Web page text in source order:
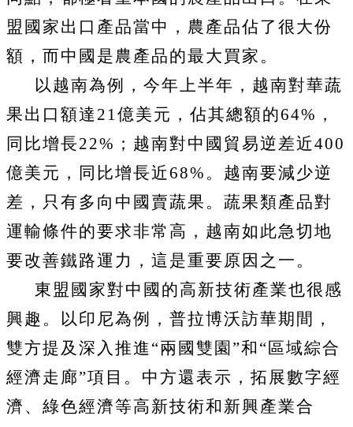
盟國家出口產品當中，農產品佔了很大份
額，而中國是農產品的最大買家。
以越南為例，今年上半年，越南對華蔬
果出口額達 21億美元，佔其總額的64% ，
同比增長22% ；越南對中國貿易逆差近400
億美元，同比增長近68% 。越南要減少逆
差，只有多向中國賣蔬果。蔬果類產品對
運輸條件的要求非常高，越南如此急切地
要改善鐵路運力，這是重要原因之一。
東盟國家對中國的高新技術產業也很感
興趣。以印尼為例，普拉博沃訪華期間，
雙方提及深入推進“兩國雙園”和“區域綜合
經濟走廊”項目。中方還表示，拓展數字經
濟、綠色經濟等高新技術和新興產業合